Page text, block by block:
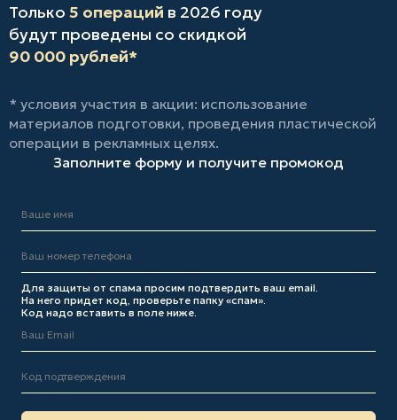
Только 5 операций в 2026 году
будут проведены со скидкой
90 000 рублей*
* условия участия в акции: использование
материалов подготовки, проведения пластической
операции в рекламных целях.
Заполните форму и получите промокод
Для защиты от спама просим подтвердить ваш email.
На него придет код, проверьте папку «спам».
Код надо вставить в поле ниже.